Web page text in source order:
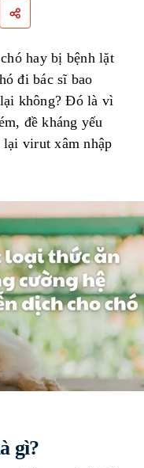
hay bị bệnh lặt
đi bác sĩ bao
không? Đó là vì
đề kháng yếu
lại virut xâm nhập
gì?